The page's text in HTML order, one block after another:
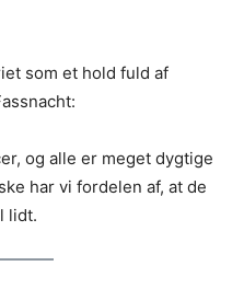
som et hold fuld af
og alle er meget dygtige
har vi fordelen af, at de
lidt.